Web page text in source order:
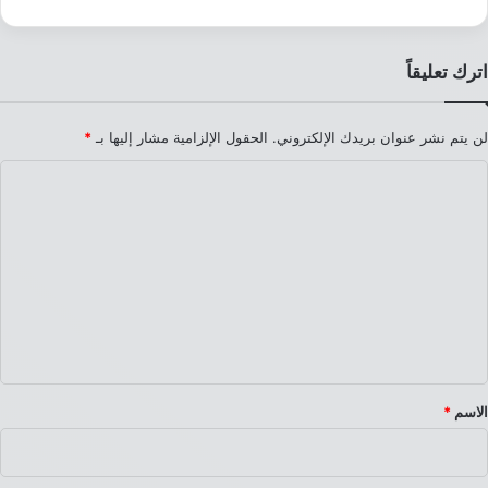
اترك تعليقاً
لن يتم نشر عنوان بريدك الإلكتروني. الحقول الإلزامية مشار إليها بـ *
*
الاسم *